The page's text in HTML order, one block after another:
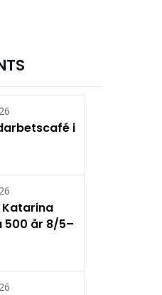
i
Katarina
500 år 8/5–